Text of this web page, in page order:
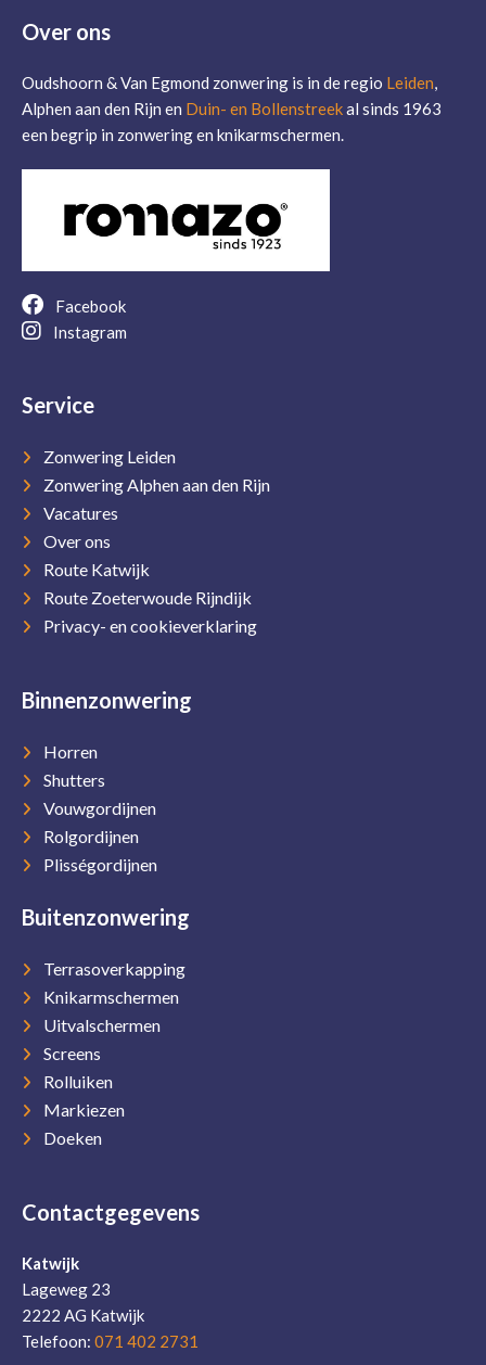
Over ons
Oudshoorn & Van Egmond zonwering is in de regio Leiden
Alphen aan den Rijn en Duin- en Bollenstreekal sinds 1963
een begrip in zonwering en knikarmschermen.
Facebook
Instagram
Service
Zonwering Leiden
Zonwering Alphen aan den Rijn
Vacatures
Over ons
Route Katwijk
Route Zoeterwoude Rijndijk
Privacy- en cookieverklaring
Binnenzonwering
Horren
Shutters
Vouwgordijnen
Rolgordijnen
Plisségordijnen
Buitenzonwering
Terrasoverkapping
Knikarmschermen
Uitvalschermen
Screens
Rolluiken
Markiezen
Doeken
Contactgegevens
Katwijk
Lageweg 23
2222 AG Katwijk
Telefoon: 071 402 2731